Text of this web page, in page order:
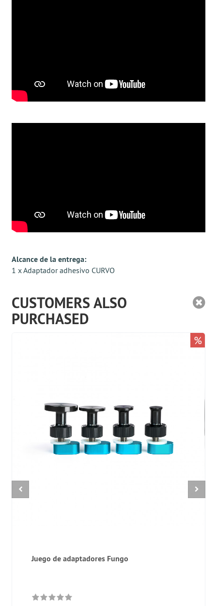
Alcance de la entrega:
1 x Adaptador adhesivo CURVO
CUSTOMERS ALSO
PURCHASED
Juego de adaptadores Fungo
%